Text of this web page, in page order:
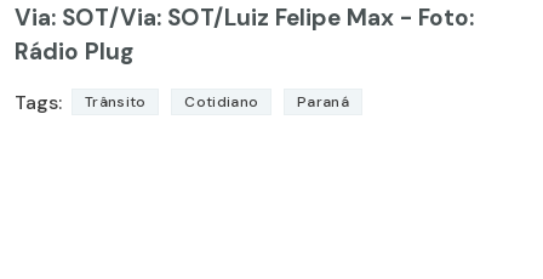
Via: SOT/Via: SOT/Luiz Felipe Max - Foto:
Rádio Plug
Tags: Trânsito Cotidiano Paraná